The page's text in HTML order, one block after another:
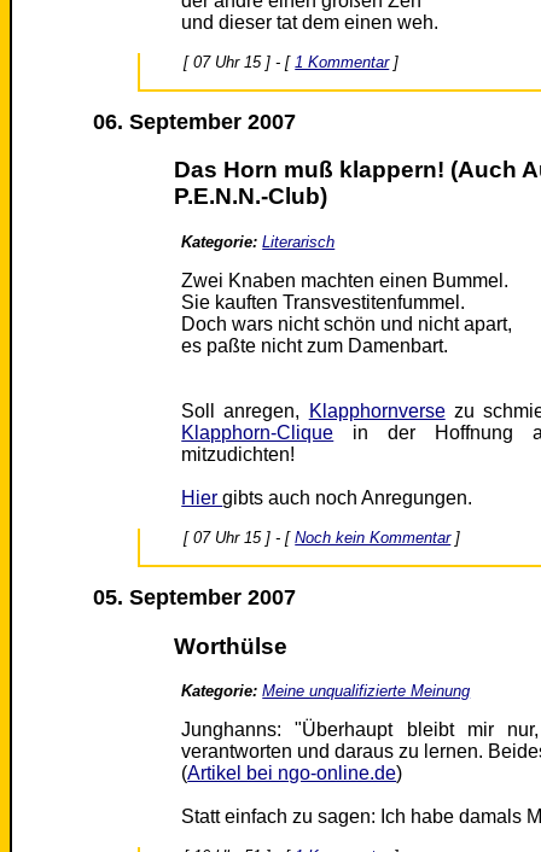
und dieser tat dem einen weh.
[ 07 Uhr 15 ] - [ 1 Kommentar]
06. September 2007
Das Horn muß klappern! (Auch
P.E.N.N.-Club)
Kategorie: Literarisch
Zwei Knaben machten einen Bummel.
Sie kauften Transvestitenfummel.
Doch wars nicht schön und nicht apart,
es paßte nicht zum Damenbart.
Soll anregen, Klapphornversezu
Klapphorn-Clique in der Hoffnung
mitzudichten!
Hiergibts auch noch Anregungen.
[ 07 Uhr 15 ] - [Noch kein Kommentar]
05. September 2007
Worthülse
Kategorie: Meine unqualifizierte Meinung
Junghanns: "Überhaupt bleibt mir
verantworten und daraus zu lernen.
(Artikel bei ngo-online.de)
Statt einfach zu sagen: Ich habe damals